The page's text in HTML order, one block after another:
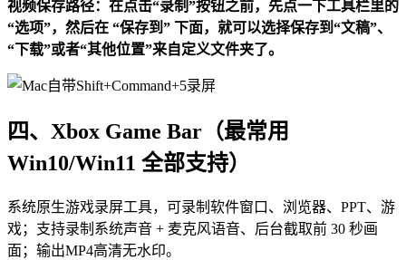
视频保存路径：在点击“录制”按钮之前，先点一下工具栏里的
“选项”，然后在 “保存到” 下面，就可以选择保存到“文稿”、
“下载”或者“其他位置”来自定义文件夹了。
四、Xbox Game Bar（最常用
Win10/Win11 全部支持）
系统原生游戏录屏工具，可录制软件窗口、浏览器、PPT、游
戏；支持录制系统声音 + 麦克风语音、后台截取前 30 秒画
面；输出MP4高清无水印。